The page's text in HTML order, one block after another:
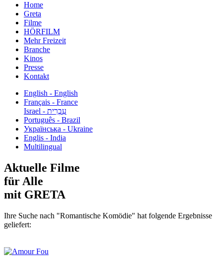
Home
Greta
Filme
HÖRFILM
Mehr Freizeit
Branche
Kinos
Presse
Kontakt
English - English
Français - France
עִבְרִית - Israel
Português - Brazil
Українська - Ukraine
Englis - India
Multilingual
Aktuelle Filme
für Alle
mit GRETA
Ihre Suche nach "Romantische Komödie" hat folgende Ergebnisse
geliefert: